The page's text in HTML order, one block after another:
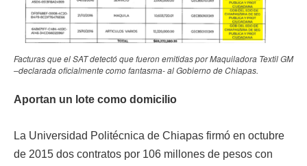
Facturas que el SAT detectó que fueron emitidas por Maquiladora Textil GM
–declarada oficialmente como fantasma- al Gobierno de Chiapas.
Aportan un lote como domicilio
La Universidad Politécnica de Chiapas firmó en octubre
de 2015 dos contratos por 106 millones de pesos con